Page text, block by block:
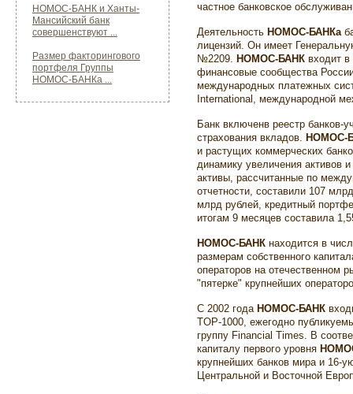
НОМОС-БАНК и Ханты-
Мансийский банк
совершенствуют ...
Размер факторингового
портфеля Группы
НОМОС-БАНКа ...
частное банковское
Деятельность НОМОС-БАНКа
лицензий. Он имеет
№2209. НОМОС-БАНК входит
финансовые сообщества
международных платежных
International, международной
Банк включенв реестр банков-
страхования вкладов. НОМОС-
и растущих коммерческих
динамику увеличения активов
активы, рассчитанные по
отчетности, составили 107
млрд рублей, кредитный
итогам 9 месяцев составила
НОМОС-БАНК находится в
размерам собственного
операторов на отечественном
"пятерке" крупнейших
С 2002 года НОМОС-БАНК
TOP-1000, ежегодно
группу Financial Times. В
капиталу первого уровня
крупнейших банков мира и 16-
Центральной и Восточной